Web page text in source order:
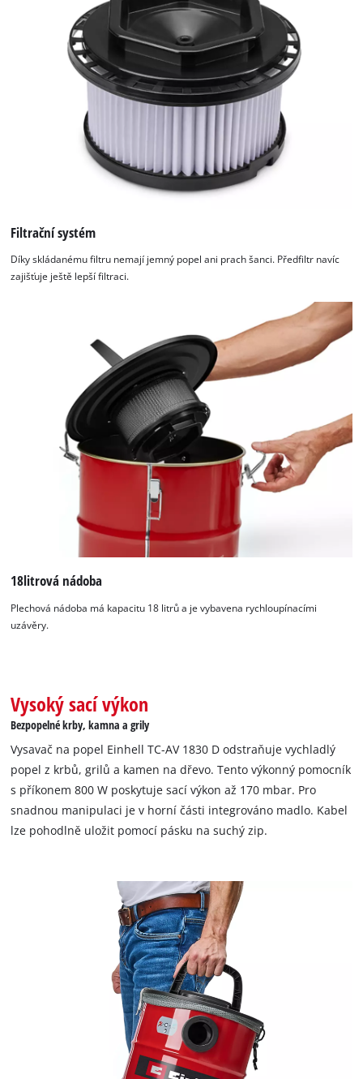
K načtení služby Google Maps
potřebujeme váš souhlas!
This content is not permitted to load due
visitor. The website owner needs to setup
the site with their CMP to add this content
to the list of technologies used.
Management Platform
Filtrační systém
Díky skládanému filtru nemají jemný popel ani prach šanci. Předfiltr navíc
zajišťuje ještě lepší filtraci.
18litrová nádoba
Plechová nádoba má kapacitu 18 litrů a je vybavena rychloupínacími
uzávěry.
Vysoký sací výkon
Bezpopelné krby, kamna a grily
Vysavač na popel Einhell TC-AV 1830 D odstraňuje vychladlý
popel z krbů, grilů a kamen na dřevo. Tento výkonný pomocník
s příkonem 800 W poskytuje sací výkon až 170 mbar. Pro
snadnou manipulaci je v horní části integrováno madlo. Kabel
lze pohodlně uložit pomocí pásku na suchý zip.